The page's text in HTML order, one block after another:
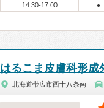
14:30-17:00
●
はるこま皮膚科形成
北海道帯広市西十八条南